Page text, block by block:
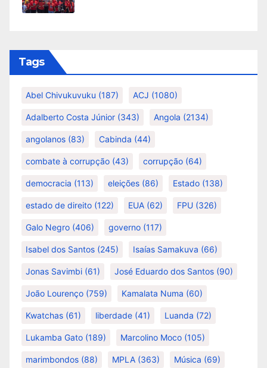
Tags
Abel Chivukuvuku (187) ACJ (1080)
Adalberto Costa Júnior (343) Angola (2134)
angolanos (83) Cabinda (44)
combate à corrupção (43) corrupção (64)
democracia (113) eleições (86) Estado (138)
estado de direito (122) EUA (62) FPU (326)
Galo Negro (406) governo (117)
Isabel dos Santos (245) Isaías Samakuva (66)
Jonas Savimbi (61) José Eduardo dos Santos (90)
João Lourenço (759) Kamalata Numa (60)
Kwatchas (61) liberdade (41) Luanda (72)
Lukamba Gato (189) Marcolino Moco (105)
marimbondos (88) MPLA (363) Música (69)